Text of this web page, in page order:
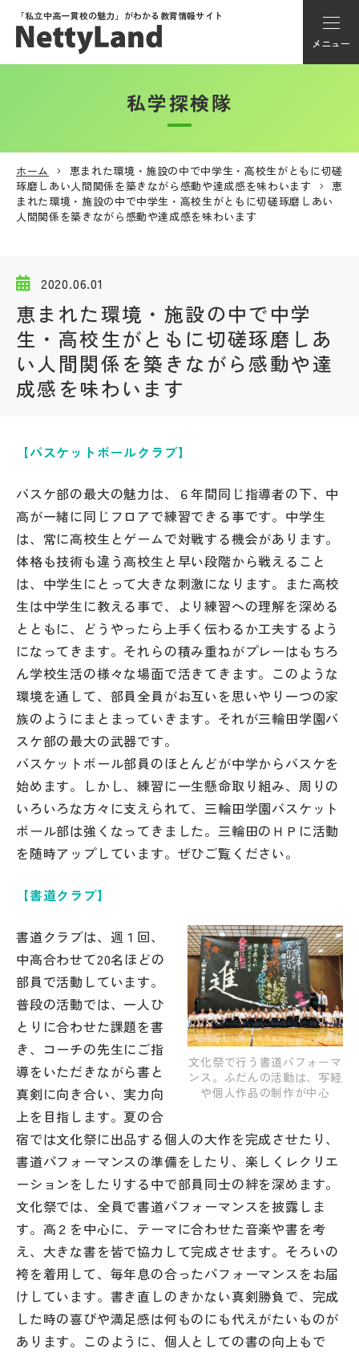
「私立中高一貫校の魅力」がわかる教育情報サイト
メニュー
アカウント登録
メニュー
学校動画
私学探検隊
帰国生受験情報
説明会・イベント情報
よみもの
学校からのお知らせ
学校HP最新情報
特集
NettyLandかわら版
その他
お問い合わせ
個人情報保護方針
運営会社
私学探検隊
ホーム
恵まれた環境・施設の中で中学生・高校生がともに切磋
琢磨しあい人間関係を築きながら感動や達成感を味わいます
恵
まれた環境・施設の中で中学生・高校生がともに切磋琢磨しあい
人間関係を築きながら感動や達成感を味わいます
2020.06.01
恵まれた環境・施設の中で中学
生・高校生がともに切磋琢磨しあ
い人間関係を築きながら感動や達
成感を味わいます
【バスケットボールクラブ】
バスケ部の最大の魅力は、６年間同じ指導者の下、中
高が一緒に同じフロアで練習できる事です。中学生
は、常に高校生とゲームで対戦する機会があります。
体格も技術も違う高校生と早い段階から戦えること
は、中学生にとって大きな刺激になります。また高校
生は中学生に教える事で、より練習への理解を深める
とともに、どうやったら上手く伝わるか工夫するよう
になってきます。それらの積み重ねがプレーはもちろ
ん学校生活の様々な場面で活きてきます。このような
環境を通して、部員全員がお互いを思いやり一つの家
族のようにまとまっていきます。それが三輪田学園バ
スケ部の最大の武器です。
バスケットボール部員のほとんどが中学からバスケを
始めます。しかし、練習に一生懸命取り組み、周りの
いろいろな方々に支えられて、三輪田学園バスケット
ボール部は強くなってきました。三輪田のＨＰに活動
を随時アップしています。ぜひご覧ください。
【書道クラブ】
文化祭で行う書道パフォーマ
ンス。ふだんの活動は、写経
や個人作品の制作が中心
書道クラブは、週１回、
中高合わせて20名ほどの
部員で活動しています。
普段の活動では、一人ひ
とりに合わせた課題を書
き、コーチの先生にご指
導をいただきながら書と
真剣に向き合い、実力向
上を目指します。夏の合
宿では文化祭に出品する個人の大作を完成させたり、
書道パフォーマンスの準備をしたり、楽しくレクリエ
ーションをしたりする中で部員同士の絆を深めます。
文化祭では、全員で書道パフォーマンスを披露しま
す。高２を中心に、テーマに合わせた音楽や書を考
え、大きな書を皆で協力して完成させます。そろいの
袴を着用して、毎年息の合ったパフォーマンスをお届
けしています。書き直しのきかない真剣勝負で、完成
した時の喜びや満足感は何ものにも代えがたいものが
あります。このように、個人としての書の向上もで